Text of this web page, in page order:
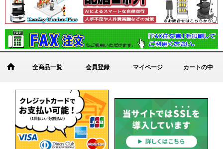
全商品一覧 会員登録 マイページ カートの中